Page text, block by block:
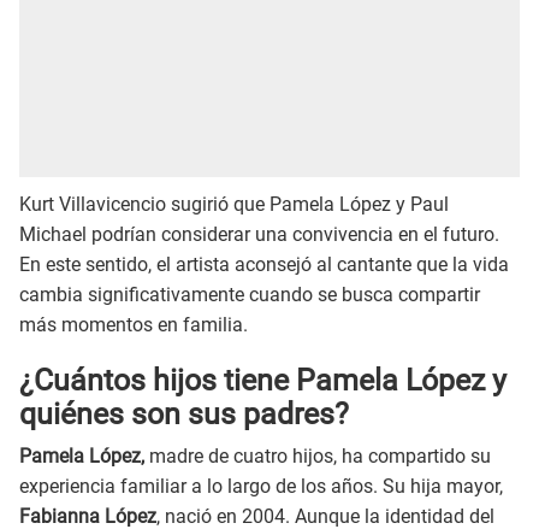
Kurt Villavicencio sugirió que Pamela López y Paul
Michael podrían considerar una convivencia en el futuro.
En este sentido, el artista aconsejó al cantante que la vida
cambia significativamente cuando se busca compartir
más momentos en familia.
¿Cuántos hijos tiene Pamela López y
quiénes son sus padres?
Pamela López, madre de cuatro hijos, ha compartido su
experiencia familiar a lo largo de los años. Su hija mayor,
Fabianna López, nació en 2004. Aunque la identidad del